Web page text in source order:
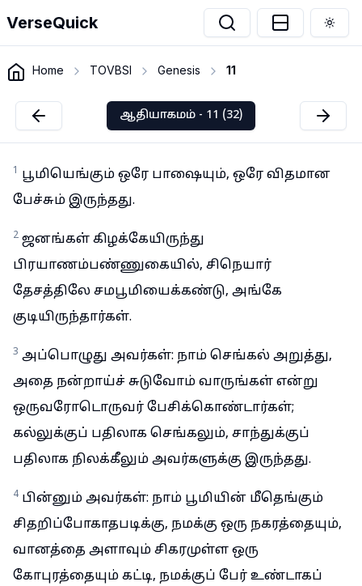
VerseQuick
Home TOVBSI Genesis 11
ஆதியாகமம் - 11 (32)
1 பூமியெங்கும் ஒரே பாஷையும், ஒரே விதமான
பேச்சும் இருந்தது.
2 ஜனங்கள் கிழக்கேயிருந்து
பிரயாணம்பண்ணுகையில், சிநெயார்
தேசத்திலே சமபூமியைக்கண்டு, அங்கே
குடியிருந்தார்கள்.
3 அப்பொழுது அவர்கள்: நாம் செங்கல் அறுத்து,
அதை நன்றாய்ச் சுடுவோம் வாருங்கள் என்று
ஒருவரோடொருவர் பேசிக்கொண்டார்கள்;
கல்லுக்குப் பதிலாக செங்கலும், சாந்துக்குப்
பதிலாக நிலக்கீலும் அவர்களுக்கு இருந்தது.
4 பின்னும் அவர்கள்: நாம் பூமியின் மீதெங்கும்
சிதறிப்போகாதபடிக்கு, நமக்கு ஒரு நகரத்தையும்,
வானத்தை அளாவும் சிகரமுள்ள ஒரு
கோபுரத்தையும் கட்டி, நமக்குப் பேர் உண்டாகப்